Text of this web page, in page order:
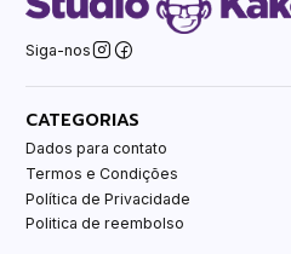
Siga-nos
CATEGORIAS
Dados para contato
Termos e Condições
Política de Privacidade
Politica de reembolso